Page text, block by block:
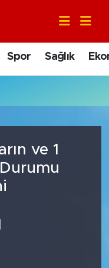
Spor Sağlık
ve 1